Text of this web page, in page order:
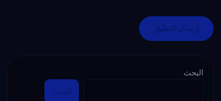
البحث
البحث